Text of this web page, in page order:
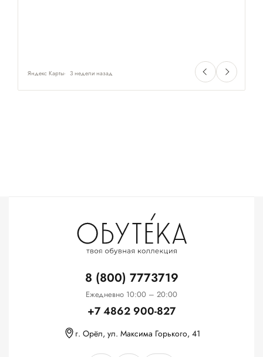
Яндекс Карты 3 недели назад
8 (800) 7773719
Ежедневно 10:00 – 20:00
+7 4862 900-827
г. Орёл, ул. Максима Горького, 41